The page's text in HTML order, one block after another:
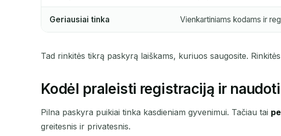
Geriausiai tinka Vienkartiniams kodams ir
Tad rinkitės tikrą paskyrą laiškams, kuriuos saugosite.
Kodėl praleisti registraciją ir
Pilna paskyra puikiai tinka kasdieniam gyvenimui. Tačiau tai
greitesnis ir privatesnis.